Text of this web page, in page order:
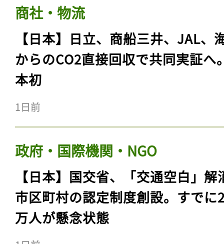
商社・物流
【日本】日立、商船三井、JAL、
からのCO2直接回収で共同実証へ
本初
1日前
政府・国際機関・NGO
【日本】国交省、「交通空白」解
市区町村の認定制度創設。すでに
万人が懸念状態